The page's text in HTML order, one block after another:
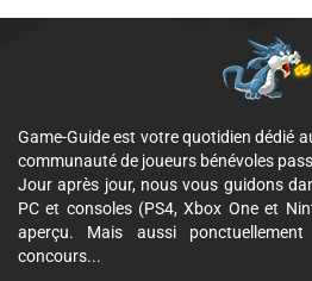
Game-Guide est votre quotidien dédié
communauté de joueurs bénévoles
Jour après jour, nous vous guidons
PC et consoles (PS4, Xbox One et
aperçu. Mais aussi
concours...